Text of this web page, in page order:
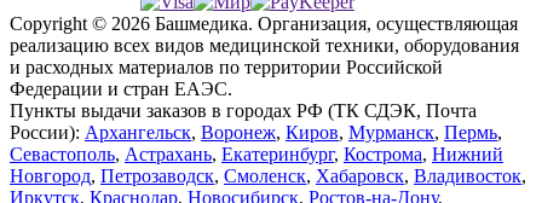
Copyright © 2026 Башмедика. Организация, осуществляющая
реализацию всех видов медицинской техники, оборудования
и расходных материалов по территории Российской
Федерации и стран ЕАЭС.
Пункты выдачи заказов в городах РФ (ТК СДЭК, Почта
России): Архангельск, Воронеж, Киров, Мурманск, Пермь,
Севастополь, Астрахань, Екатеринбург, Кострома, Нижний
Новгород, Петрозаводск, Смоленск, Хабаровск, Владивосток,
Иркутск, Краснодар, Новосибирск, Ростов-на-Дону,